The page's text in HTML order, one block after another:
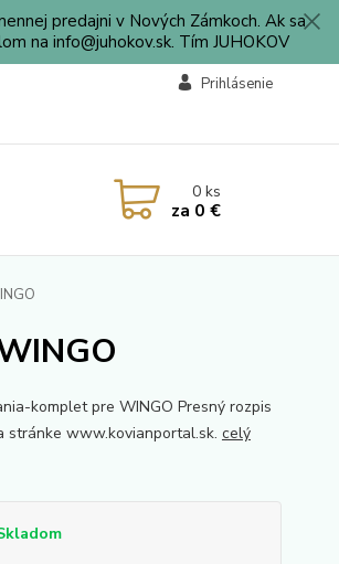
predajni v Nových Zámkoch. Ak sa
na info@juhokov.sk. Tím JUHOKOV
Prihlásenie
0ks
za 0 €
komplet pre WINGO Presný rozpis
stránke www.kovianportal.sk. celý